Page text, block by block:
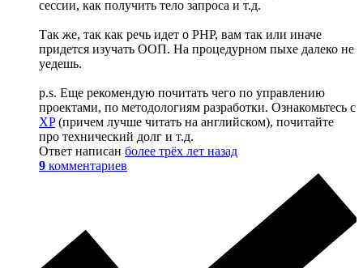
сессии, как получить тело запроса и т.д.
Так же, так как речь идет о PHP, вам так или иначе
придется изучать ООП. На процедурном пыхе далеко не
уедешь.
p.s. Еще рекомендую почитать чего по управлению
проектами, по методологиям разработки. Ознакомьтесь с
XP(причем лучше читать на английском), почитайте
про технический долг и т.д.
Ответ написан более трёх лет назад
9 комментариев